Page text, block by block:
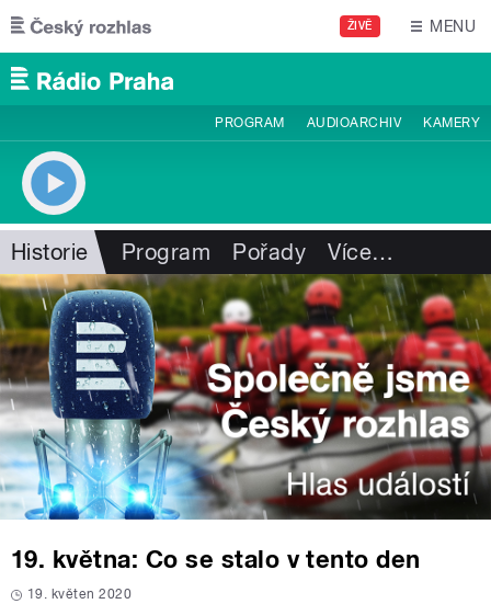
Přejít k hlavnímu obsahu
ŽIVĚ MENU
PROGRAM AUDIOARCHIV KAMERY
Historie Program Pořady Více…
19. května: Co se stalo v tento den
19. květen 2020